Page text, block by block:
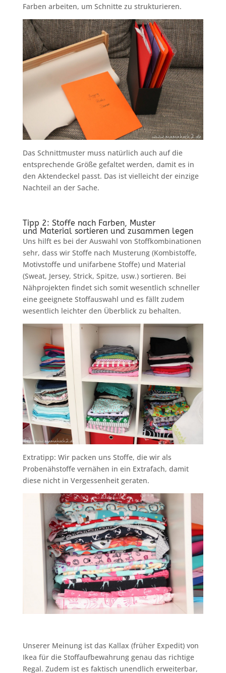
Farben arbeiten, um Schnitte zu strukturieren.
Das Schnittmuster muss natürlich auch auf die
entsprechende Größe gefaltet werden, damit es in
den Aktendeckel passt. Das ist vielleicht der einzige
Nachteil an der Sache.
Tipp 2: Stoffe nach Farben, Muster
und Material sortieren und zusammen legen
Uns hilft es bei der Auswahl von Stoffkombinationen
sehr, dass wir Stoffe nach Musterung (Kombistoffe,
Motivstoffe und unifarbene Stoffe) und Material
(Sweat, Jersey, Strick, Spitze, usw.) sortieren. Bei
Nähprojekten findet sich somit wesentlich schneller
eine geeignete Stoffauswahl und es fällt zudem
wesentlich leichter den Überblick zu behalten.
Extratipp: Wir packen uns Stoffe, die wir als
Probenähstoffe vernähen in ein Extrafach, damit
diese nicht in Vergessenheit geraten.
Unserer Meinung ist das Kallax (früher Expedit) von
Ikea für die Stoffaufbewahrung genau das richtige
Regal. Zudem ist es faktisch unendlich erweiterbar,